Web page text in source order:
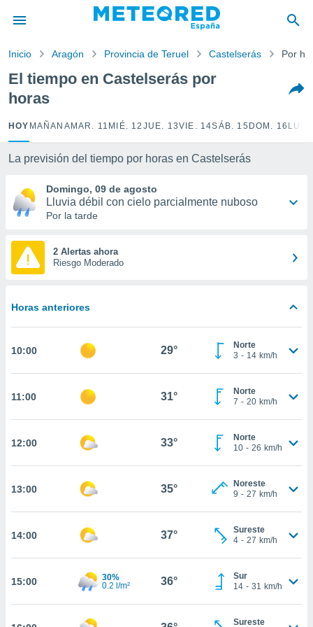
por
para
la
calidad.
a este
las
y
forma
basada
permite
seguir
coste.
botón
a la
todas
nos
y análisis
como
y
en
Inicio Aragón Provincia de Teruel Castelserás Por
El tiempo en Castelserás por
horas
HOY MAÑANA MAR. 11 MIÉ. 12 JUE. 13VIE. 14SÁB. 15 DOM. 16
La previsión del tiempo por horas en Castelserás
Domingo, 09 de agosto
Lluvia débil con cielo parcialmente nuboso
Por la tarde
2 Alertas ahora
Riesgo Moderado
Horas anteriores
10:00 29°
Norte
3 - 14 km/h
11:00 31°
Norte
7 - 20 km/h
12:00 33°
Norte
10 - 26 km/h
13:00 35°
Noreste
9 - 27 km/h
14:00 37°
Sureste
4 - 27 km/h
15:00
30%
0.2 l/m²
36°
Sur
14 - 31 km/h
Sureste